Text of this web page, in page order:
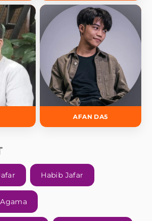
AFAN DA5
Habib Jafar